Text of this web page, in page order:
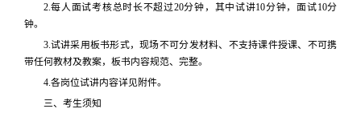
2.每人面试考核总时长不超过20分钟，其中试讲10分钟，面试10分
钟。
3.试讲采用板书形式，现场不可分发材料、不支持课件授课、不可携
带任何教材及教案，板书内容规范、完整。
4.各岗位试讲内容详见附件。
三、考生须知